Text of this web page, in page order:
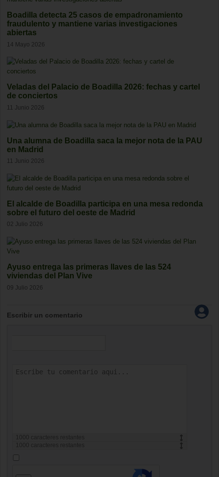
Boadilla detecta 25 casos de empadronamiento
fraudulento y mantiene varias investigaciones
abiertas
14 Mayo 2026
Veladas del Palacio de Boadilla 2026: fechas y cartel
de conciertos
11 Junio 2026
Una alumna de Boadilla saca la mejor nota de la PAU
en Madrid
11 Junio 2026
El alcalde de Boadilla participa en una mesa redonda
sobre el futuro del oeste de Madrid
02 Julio 2026
Ayuso entrega las primeras llaves de las 524
viviendas del Plan Vive
09 Julio 2026
Escribir un comentario
caracteres restantes
caracteres restantes